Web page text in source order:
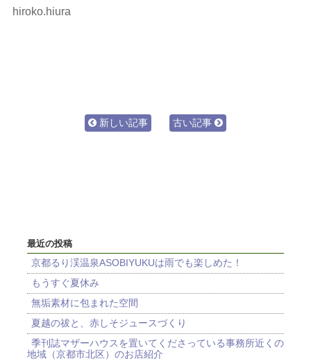
hiroko.hiura
新しい記事 古い記事
最近の投稿
京都るり渓温泉ASOBIYUKUは雨でも楽しめた！
もうすぐ夏休み
無垢素材に包まれた空間
夏越の祓と、赤しそジュースづくり
季刊誌マザーハウスを置いてくださっている事務所近くの
地域（京都市北区）のお店紹介